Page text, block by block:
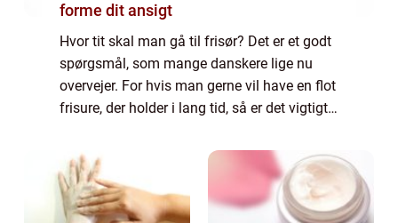
forme dit ansigt
Hvor tit skal man gå til frisør? Det er et godt
spørgsmål, som mange danskere lige nu
overvejer. For hvis man gerne vil have en flot
frisure, der holder i lang tid, så er det vigtigt
frisøren. Der er nemli...